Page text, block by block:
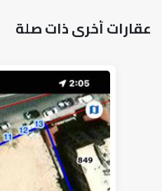
عقارات أخرى ذات صلة